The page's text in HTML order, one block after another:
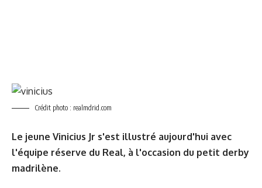
Crédit photo : realmdrid.com
Le jeune Vinicius Jr s'est illustré aujourd'hui avec
l'équipe réserve du Real, à l'occasion du petit derby
madrilène.